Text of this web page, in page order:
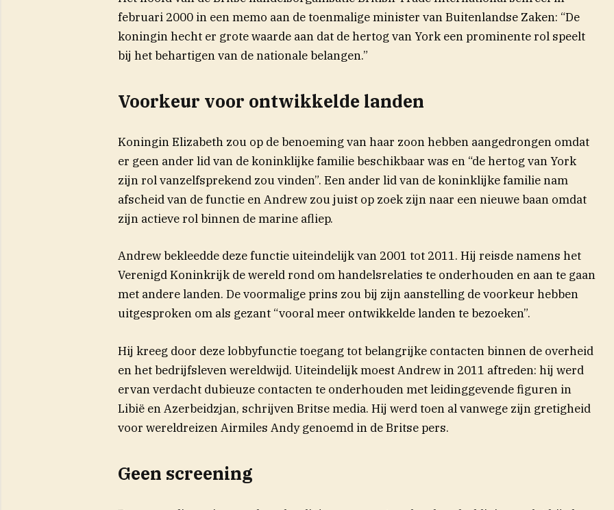
februari 2000 in een memo aan de toenmalige minister van Buitenlandse Zaken: “De
koningin hecht er grote waarde aan dat de hertog van York een prominente rol speelt
bij het behartigen van de nationale belangen.”
Voorkeur voor ontwikkelde landen
Koningin Elizabeth zou op de benoeming van haar zoon hebben aangedrongen omdat
er geen ander lid van de koninklijke familie beschikbaar was en “de hertog van York
zijn rol vanzelfsprekend zou vinden”. Een ander lid van de koninklijke familie nam
afscheid van de functie en Andrew zou juist op zoek zijn naar een nieuwe baan omdat
zijn actieve rol binnen de marine afliep.
Andrew bekleedde deze functie uiteindelijk van 2001 tot 2011. Hij reisde namens het
Verenigd Koninkrijk de wereld rond om handelsrelaties te onderhouden en aan te gaan
met andere landen. De voormalige prins zou bij zijn aanstelling de voorkeur hebben
uitgesproken om als gezant “vooral meer ontwikkelde landen te bezoeken”.
Hij kreeg door deze lobbyfunctie toegang tot belangrijke contacten binnen de overheid
en het bedrijfsleven wereldwijd. Uiteindelijk moest Andrew in 2011 aftreden: hij werd
ervan verdacht dubieuze contacten te onderhouden met leidinggevende figuren in
Libië en Azerbeidzjan, schrijven Britse media. Hij werd toen al vanwege zijn gretigheid
voor wereldreizen Airmiles Andy genoemd in de Britse pers.
Geen screening